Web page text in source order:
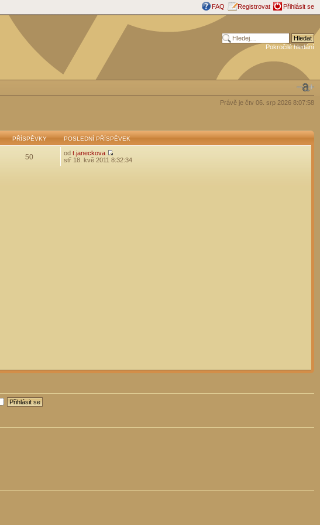
FAQ Registrovat Přihlásit se
Pokročilé hledání
Právě je čtv 06. srp 2026 8:07:58
PŘÍSPĚVKY POSLEDNÍ PŘÍSPĚVEK
50 od t.janeckova
stř 18. kvě 2011 8:32:34